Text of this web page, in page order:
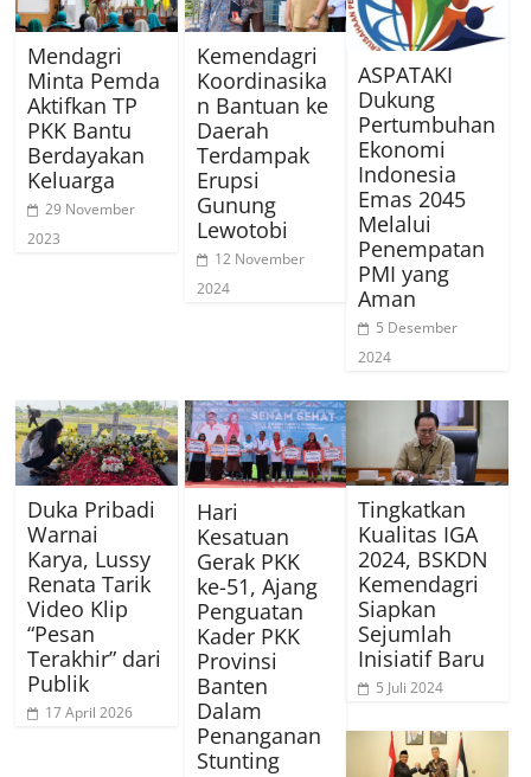
Mendagri
Minta Pemda
Aktifkan TP
PKK Bantu
Berdayakan
Keluarga
29 November
2023
Kemendagri
Koordinasika
n Bantuan ke
Daerah
Terdampak
Erupsi
Gunung
Lewotobi
12 November
2024
ASPATAKI
Dukung
Pertumbuhan
Ekonomi
Indonesia
Emas 2045
Melalui
Penempatan
PMI yang
Aman
5 Desember
2024
Duka Pribadi
Warnai
Karya, Lussy
Renata Tarik
Video Klip
“Pesan
Terakhir” dari
Publik
17 April 2026
Hari
Kesatuan
Gerak PKK
ke-51, Ajang
Penguatan
Kader PKK
Provinsi
Banten
Dalam
Penanganan
Stunting
Tingkatkan
Kualitas IGA
2024, BSKDN
Kemendagri
Siapkan
Sejumlah
Inisiatif Baru
5 Juli 2024